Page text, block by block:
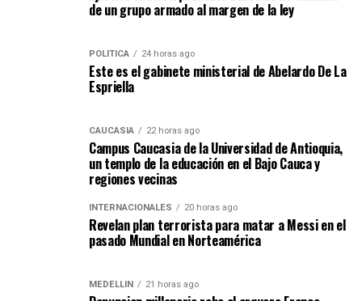
de un grupo armado al margen de la ley
POLÍTICA 24 horas ago
Este es el gabinete ministerial de Abelardo De La
Espriella
CAUCASIA 22 horas ago
Campus Caucasia de la Universidad de Antioquia,
un templo de la educación en el Bajo Cauca y
regiones vecinas
INTERNACIONALES 20 horas ago
Revelan plan terrorista para matar a Messi en el
pasado Mundial en Norteamérica
MEDELLIN 21 horas ago